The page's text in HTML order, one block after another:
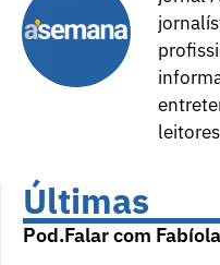
Últimas
Pod.Falar com